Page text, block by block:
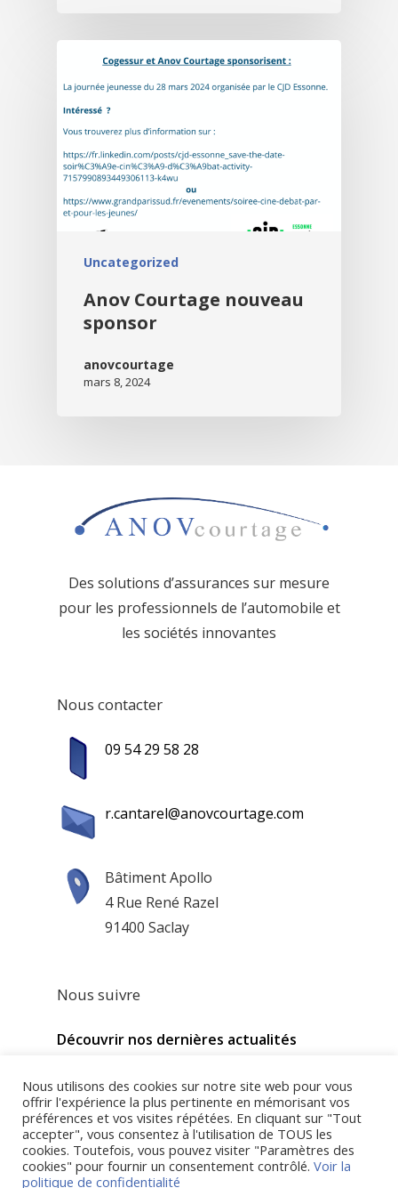
Uncategorized
Anov Courtage nouveau
sponsor
anovcourtage
mars 8, 2024
Des solutions d’assurances sur mesure
pour les professionnels de l’automobile et
les sociétés innovantes
Nous contacter
09 54 29 58 28
r.cantarel@anovcourtage.com
Bâtiment Apollo
4 Rue René Razel
91400 Saclay
Nous suivre
Découvrir nos dernières actualités
Nous utilisons des cookies sur notre site web pour vous
offrir l'expérience la plus pertinente en mémorisant vos
préférences et vos visites répétées. En cliquant sur "Tout
accepter", vous consentez à l'utilisation de TOUS les
cookies. Toutefois, vous pouvez visiter "Paramètres des
cookies" pour fournir un consentement contrôlé. Voir la
politique de confidentialité